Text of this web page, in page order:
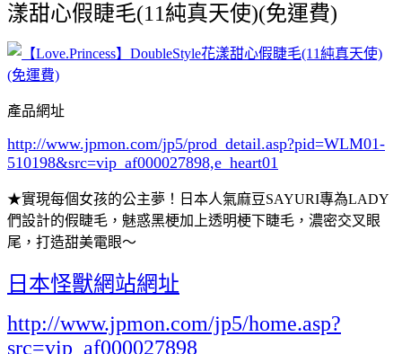
漾甜心假睫毛(11純真天使)(免運費)
產品網址
http://www.jpmon.com/jp5/prod_detail.asp?pid=WLM01-
510198&src=vip_af000027898,e_heart01
★實現每個女孩的公主夢！日本人氣麻豆SAYURI專為LADY
們設計的假睫毛，魅惑黑梗加上透明梗下睫毛，濃密交叉眼
尾，打造甜美電眼～
日本怪獸網站網址
http://www.jpmon.com/jp5/home.asp?
src=vip_af000027898